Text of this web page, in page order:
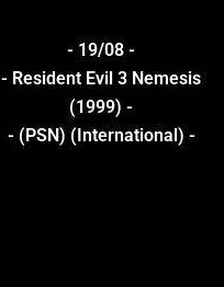
- 19/08 -
- Resident Evil 3 Nemesis
(1999) -
- (PSN) (International) -